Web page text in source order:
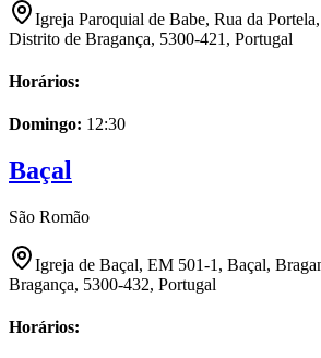
Igreja Paroquial de Babe, Rua da
Distrito de Bragança, 5300-421, Portugal
Horários:
Domingo: 12:30
Baçal
São Romão
Igreja de Baçal, EM 501-1, Baçal,
Bragança, 5300-432, Portugal
Horários: